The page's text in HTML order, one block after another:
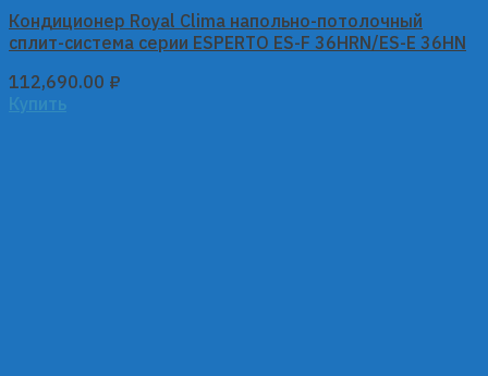
Кондиционер Royal Clima напольно-потолочный
сплит-система серии ESPERTO ES-F 36HRN/ES-E 36HN
112,690.00 ₽
Купить